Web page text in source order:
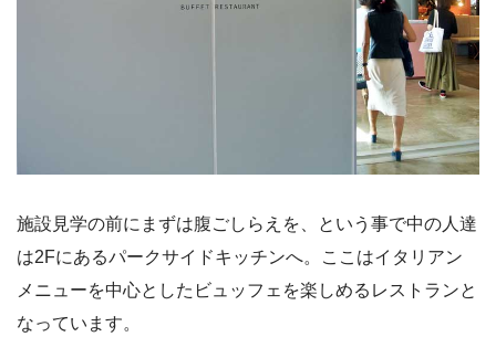
施設見学の前にまずは腹ごしらえを、という事で中の人達
は2Fにあるパークサイドキッチンへ。ここはイタリアン
メニューを中心としたビュッフェを楽しめるレストランと
なっています。